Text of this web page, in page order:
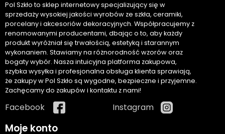
Pol Szkło to sklep internetowy specjalizujący się w
sprzedaży wysokiej jakości wyrobów ze szkła, ceramiki,
porcelany i akcesoriów dekoracyjnych. Współpracujemy z
renomowanymi producentami, dbając o to, aby każdy
produkt wyróżniał się trwałością, estetyką i starannym
wykonaniem. Stawiamy na różnorodność wzorów oraz
bogaty wybór. Nasza intuicyjna platforma zakupowa,
szybka wysyłka i profesjonalna obsługa klienta sprawiają,
że zakupy w Pol Szkło są wygodne, bezpieczne i przyjemne.
Zachęcamy do zakupów i kontaktu z nami!
Facebook Instagram
Moje konto